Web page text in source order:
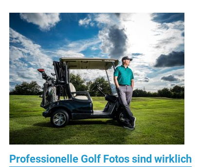
Professionelle Golf Fotos sind wirklich